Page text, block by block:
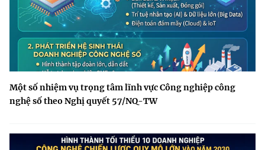
Một số nhiệm vụ trọng tâm lĩnh vực Công nghiệp công
nghệ số theo Nghị quyết 57/NQ-TW